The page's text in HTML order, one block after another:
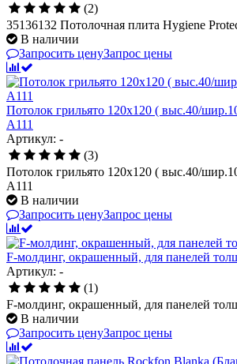
(2)
35136132 Потолочная плита Hygiene
В наличии
Запросить ценуЗапрос цены
Потолок грильято 120х120 ( выс.40/
А111
Артикул: -
(3)
Потолок грильято 120х120 ( выс.40/
А111
В наличии
Запросить ценуЗапрос цены
F-молдинг, окрашенный, для панелей
Артикул: -
(1)
F-молдинг, окрашенный, для панелей
В наличии
Запросить ценуЗапрос цены